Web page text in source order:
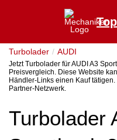
Turbolader AUDI
Jetzt Turbolader für AUDI A3
Preisvergleich. Diese Website
Händler-Links einen Kauf
Partner-Netzwerk.
Turbolader